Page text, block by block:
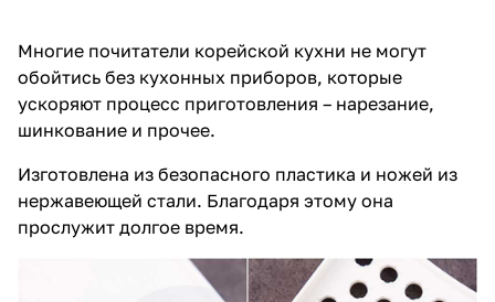
Многие почитатели корейской кухни не могут
обойтись без кухонных приборов, которые
ускоряют процесс приготовления – нарезание,
шинкование и прочее.
Изготовлена из безопасного пластика и ножей из
нержавеющей стали. Благодаря этому она
прослужит долгое время.